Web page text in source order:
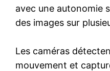
avec une autonomie
des images sur
Les caméras
mouvement et